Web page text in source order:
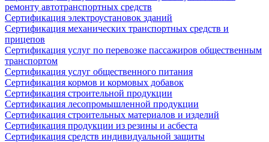
ремонту автотранспортных средств
Сертификация электроустановок зданий
Сертификация механических транспортных средств и
прицепов
Сертификация услуг по перевозке пассажиров общественным
транспортом
Сертификация услуг общественного питания
Сертификация кормов и кормовых добавок
Сертификация строительной продукции
Сертификация лесопромышленной продукции
Сертификация строительных материалов и изделий
Сертификация продукции из резины и асбеста
Сертификация средств индивидуальной защиты